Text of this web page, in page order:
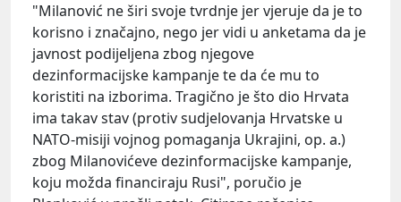
"Milanović ne širi svoje tvrdnje jer vjeruje da je to
korisno i značajno, nego jer vidi u anketama da je
javnost podijeljena zbog njegove
dezinformacijske kampanje te da će mu to
koristiti na izborima. Tragično je što dio Hrvata
ima takav stav (protiv sudjelovanja Hrvatske u
NATO-misiji vojnog pomaganja Ukrajini, op. a.)
zbog Milanovićeve dezinformacijske kampanje,
koju možda financiraju Rusi", poručio je